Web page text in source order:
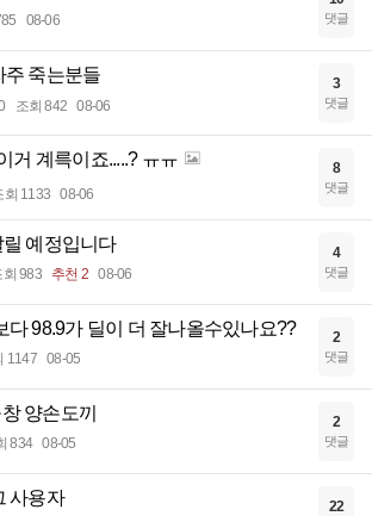
08-06 댓글
주 죽는분들
조회 842 08-06
3
댓글
거 계륵이죠.....? ㅠㅠ
회 1133 08-06
8
댓글
예정입니다
회 983 추천 2 08-06
4
댓글
다 98.9가 딜이 더 잘나올수있나요??
1147 08-05
2
댓글
양손도끼
834 08-05
2
댓글
사용자 22